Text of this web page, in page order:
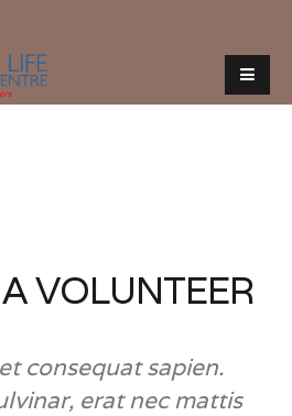
VOLUNTEER
consequat sapien.
erat nec mattis